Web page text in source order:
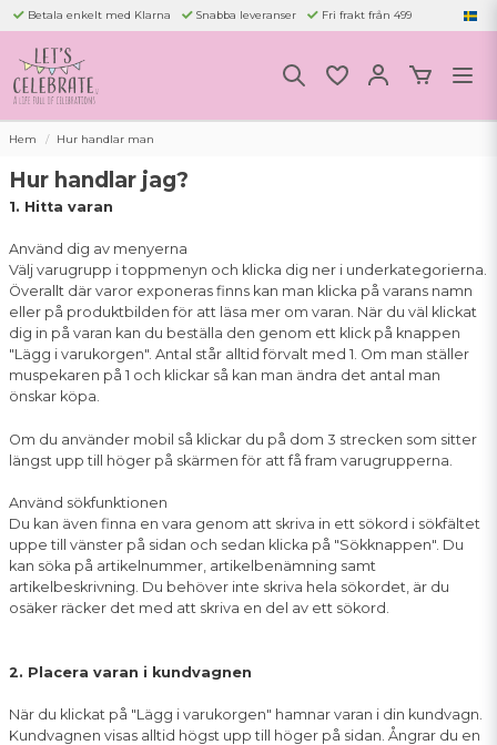
Betala enkelt med Klarna Snabba leveranser Fri frakt från 499
Hem Hur handlar man
Hur handlar jag?
1. Hitta varan
Använd dig av menyerna
Välj varugrupp i toppmenyn och klicka dig ner i underkategorierna.
Överallt där varor exponeras finns kan man klicka på varans namn
eller på produktbilden för att läsa mer om varan. När du väl klickat
dig in på varan kan du beställa den genom ett klick på knappen
"Lägg i varukorgen". Antal står alltid förvalt med 1. Om man ställer
muspekaren på 1 och klickar så kan man ändra det antal man
önskar köpa.
Om du använder mobil så klickar du på dom 3 strecken som sitter
längst upp till höger på skärmen för att få fram varugrupperna.
Använd sökfunktionen
Du kan även finna en vara genom att skriva in ett sökord i sökfältet
uppe till vänster på sidan och sedan klicka på "Sökknappen". Du
kan söka på artikelnummer, artikelbenämning samt
artikelbeskrivning. Du behöver inte skriva hela sökordet, är du
osäker räcker det med att skriva en del av ett sökord.
2. Placera varan i kundvagnen
När du klickat på "Lägg i varukorgen" hamnar varan i din kundvagn.
Kundvagnen visas alltid högst upp till höger på sidan. Ångrar du en